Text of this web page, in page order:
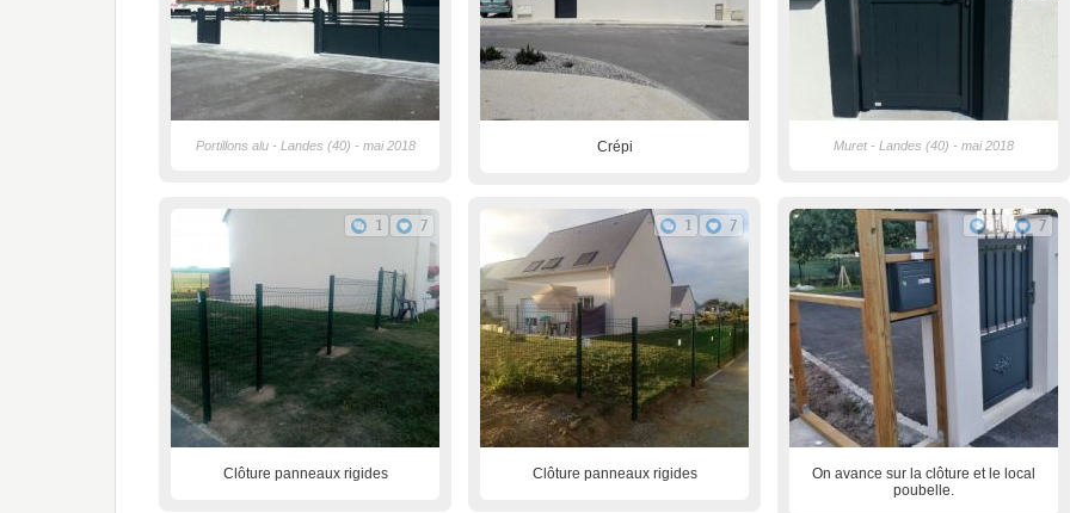
Portillons alu - Landes (40) - mai 2018 Crépi Muret - Landes (40) - mai 2018
1 7
Clôture panneaux rigides
1 7
Clôture panneaux rigides
1 7
On avance sur la clôture et le local
poubelle.